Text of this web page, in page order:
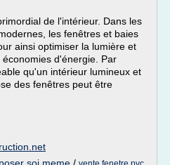
de l'intérieur. Dans les
les fenêtres et baies
ainsi optimiser la lumière et
d'énergie. Par
qu'un intérieur lumineux et
des fenêtres peut être